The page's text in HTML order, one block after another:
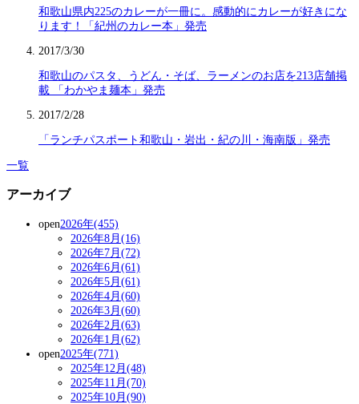
和歌山県内225のカレーが一冊に。感動的にカレーが好きにな
ります！「紀州のカレー本」発売
2017/3/30
和歌山のパスタ、うどん・そば、ラーメンのお店を213店舗掲
載 「わかやま麺本」発売
2017/2/28
「ランチパスポート和歌山・岩出・紀の川・海南版」発売
一覧
アーカイブ
open2026年(455)
2026年8月(16)
2026年7月(72)
2026年6月(61)
2026年5月(61)
2026年4月(60)
2026年3月(60)
2026年2月(63)
2026年1月(62)
open2025年(771)
2025年12月(48)
2025年11月(70)
2025年10月(90)